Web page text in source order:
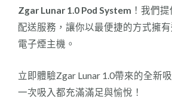
Zgar Lunar 1.0 Pod System ！我們
配送服務，讓你以最便捷的方式擁
電子煙主機。
立即體驗Zgar Lunar 1.0帶來的全新
一次吸入都充滿滿足與愉悅！